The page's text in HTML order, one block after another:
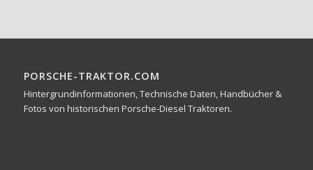
PORSCHE-TRAKTOR.COM
Hintergrundinformationen, Technische Daten, Handbücher &
Fotos von historischen Porsche-Diesel Traktoren.